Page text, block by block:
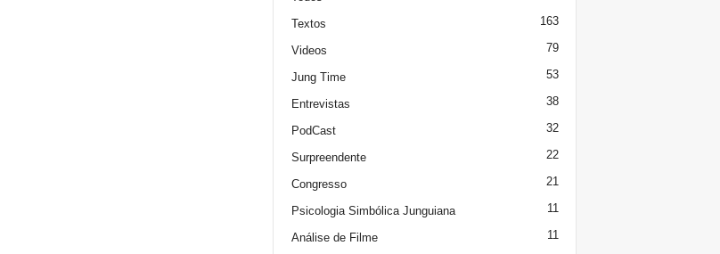
Textos 163
Videos 79
Jung Time 53
Entrevistas 38
PodCast 32
Surpreendente 22
Congresso 21
Psicologia Simbólica Junguiana 11
Análise de Filme 11